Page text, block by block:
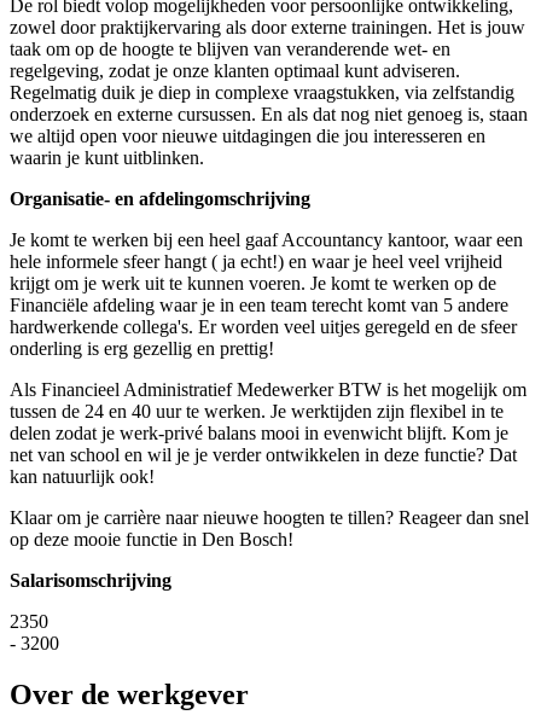
De rol biedt volop mogelijkheden voor persoonlijke ontwikkeling,
zowel door praktijkervaring als door externe trainingen. Het is jouw
taak om op de hoogte te blijven van veranderende wet- en
regelgeving, zodat je onze klanten optimaal kunt adviseren.
Regelmatig duik je diep in complexe vraagstukken, via zelfstandig
onderzoek en externe cursussen. En als dat nog niet genoeg is, staan
we altijd open voor nieuwe uitdagingen die jou interesseren en
waarin je kunt uitblinken.
Organisatie- en afdelingomschrijving
Je komt te werken bij een heel gaaf Accountancy kantoor, waar een
hele informele sfeer hangt ( ja echt!) en waar je heel veel vrijheid
krijgt om je werk uit te kunnen voeren. Je komt te werken op de
Financiële afdeling waar je in een team terecht komt van 5 andere
hardwerkende collega's. Er worden veel uitjes geregeld en de sfeer
onderling is erg gezellig en prettig!
Als Financieel Administratief Medewerker BTW is het mogelijk om
tussen de 24 en 40 uur te werken. Je werktijden zijn flexibel in te
delen zodat je werk-privé balans mooi in evenwicht blijft. Kom je
net van school en wil je je verder ontwikkelen in deze functie? Dat
kan natuurlijk ook!
Klaar om je carrière naar nieuwe hoogten te tillen? Reageer dan snel
op deze mooie functie in Den Bosch!
Salarisomschrijving
2350
- 3200
Over de werkgever